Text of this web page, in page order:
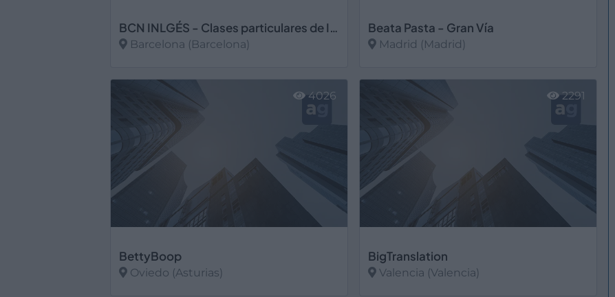
BCN INLGÉS - Clases particulares de Inglés en Barcelona
Barcelona (Barcelona)
Beata Pasta - Gran Vía
Madrid (Madrid)
BettyBoop
Oviedo (Asturias)
4026
BigTranslation
Valencia (Valencia)
2291